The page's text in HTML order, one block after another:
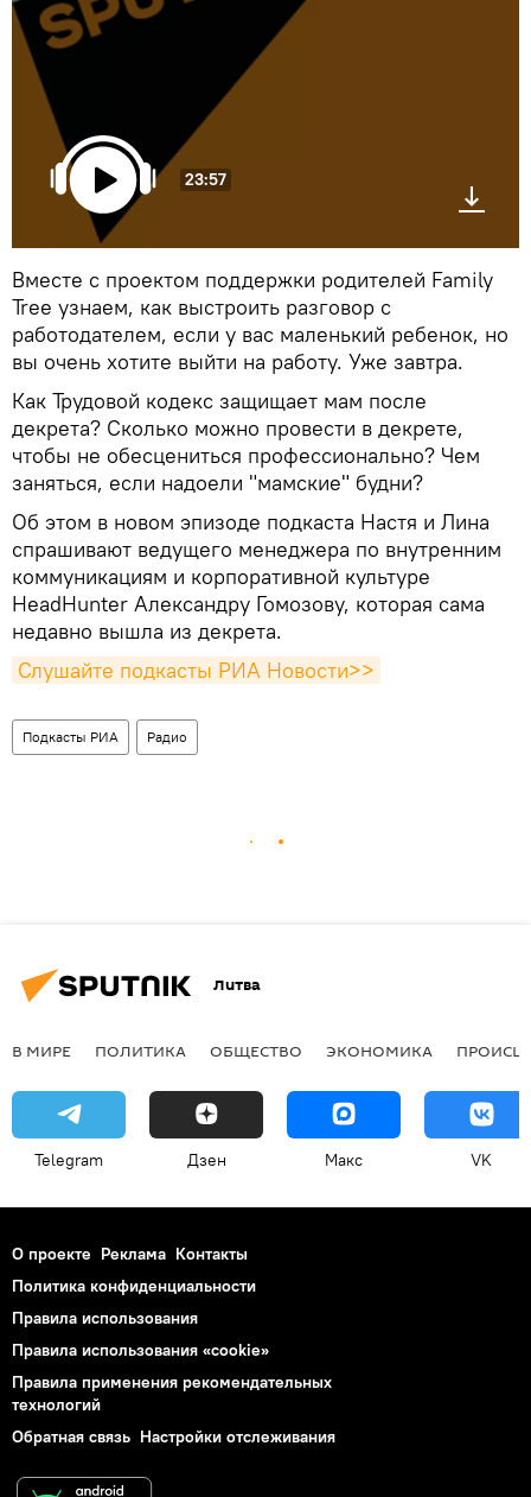
23:57
Вместе с проектом поддержки родителей Family
Tree узнаем, как выстроить разговор с
работодателем, если у вас маленький ребенок, но
вы очень хотите выйти на работу. Уже завтра.
Как Трудовой кодекс защищает мам после
декрета? Сколько можно провести в декрете,
чтобы не обесцениться профессионально? Чем
заняться, если надоели "мамские" будни?
Об этом в новом эпизоде подкаста Настя и Лина
спрашивают ведущего менеджера по внутренним
коммуникациям и корпоративной культуре
HeadHunter Александру Гомозову, которая сама
недавно вышла из декрета.
Слушайте подкасты РИА Новости>>
Подкасты РИА Радио
Литва
В МИРЕ ПОЛИТИКА ОБЩЕСТВО ЭКОНОМИКА
Telegram Дзен Макс VK
О проекте Реклама Контакты
Политика конфиденциальности
Правила использования
Правила использования «cookie»
Правила применения рекомендательных
технологий
Обратная связь Настройки отслеживания